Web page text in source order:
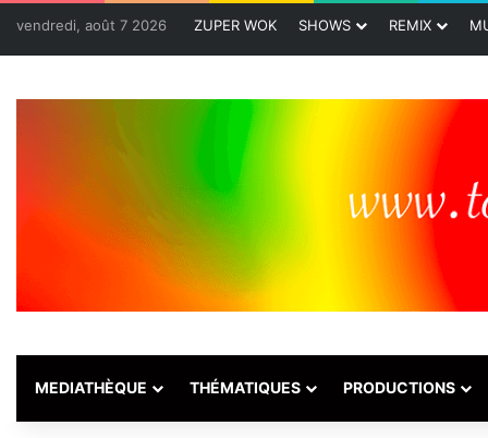
vendredi, août 7 2026 ZUPER WOK SHOWS REMIX
MEDIATHÈQUE THÉMATIQUES PRODUCTIONS